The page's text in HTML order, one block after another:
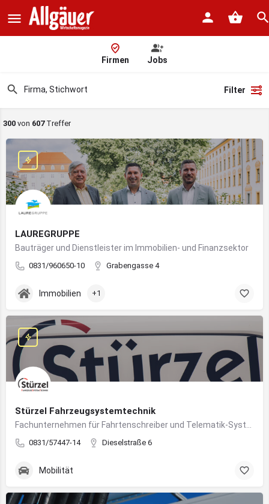
Firmen Jobs
Filter
300 von 607Treffer
LAUREGRUPPE
Bauträger und Dienstleister im Immobilien- und Finanzsektor
0831/960650-10 Grabengasse 4
Immobilien +1
Stürzel Fahrzeugsystemtechnik
0831/57447-14 Dieselstraße 6
Mobilität